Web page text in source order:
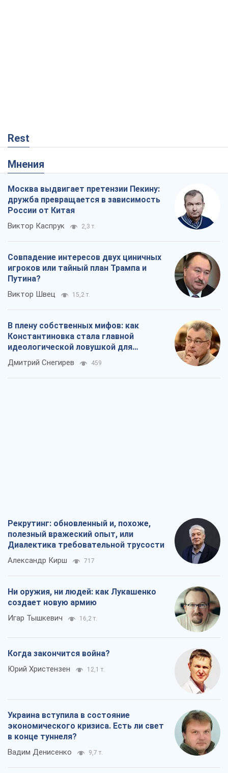
Rest
Мнения
Москва выдвигает претензии Пекину:
дружба превращается в зависимость
России от Китая
Виктор Каспрук 2,3 т.
Совпадение интересов двух циничных
игроков или тайный план Трампа и
Путина?
Виктор Швец 15,2 т.
В плену собственных мифов: как
Константиновка стала главной
идеологической ловушкой для
российских оккупантов
Дмитрий Снегирев 459
Рекрутинг: обновленный и, похоже,
полезный вражеский опыт, или
Диалектика требовательной трусости
Александр Кирш 717
Ни оружия, ни людей: как Лукашенко
создает новую армию
Игар Тышкевич 16,2 т.
Когда закончится война?
Юрий Христензен 12,1 т.
Украина вступила в состояние
экономического кризиса. Есть ли свет
в конце туннеля?
Вадим Денисенко 9,7 т.